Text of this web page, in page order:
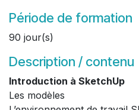
Période de formation
90 jour(s)
Description / contenu
Introduction à SketchUp
Les modèles